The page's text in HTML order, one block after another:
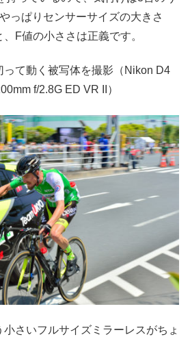
っぱりセンサーサイズの大きさ
F値の小ささは正義です。
て動く被写体を撮影（Nikon D4
f/2.8G ED VR II）
さいフルサイズミラーレスがちょ